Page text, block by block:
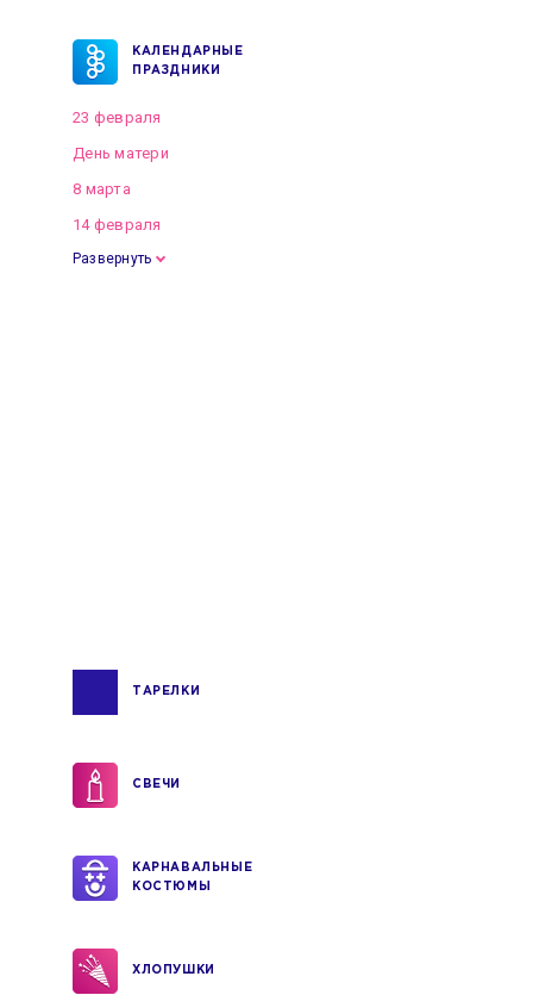
КАЛЕНДАРНЫЕ
ПРАЗДНИКИ
23 февраля
День матери
8 марта
14 февраля
Развернуть
ТАРЕЛКИ
СВЕЧИ
КАРНАВАЛЬНЫЕ
КОСТЮМЫ
ХЛОПУШКИ